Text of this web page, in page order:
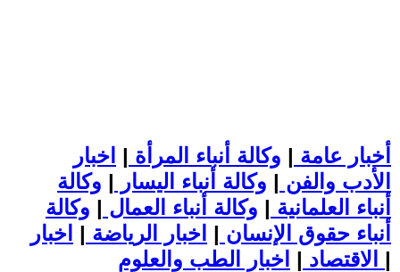
أخبار عامة | وكالة أنباء المرأة | اخبار
الأدب والفن | وكالة أنباء اليسار | وكالة
أنباء العلمانية | وكالة أنباء العمال | وكالة
أنباء حقوق الإنسان | اخبار الرياضة | اخبار
الاقتصاد | |